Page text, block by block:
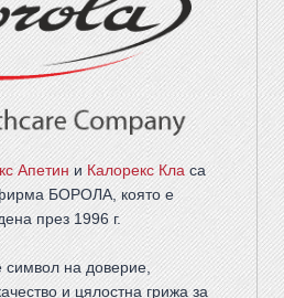
Апетин и Калорекс Класа
БОРОЛА, която е
през 1996 г.
на доверие,
и цялостна грижа за